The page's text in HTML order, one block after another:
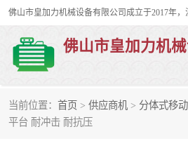
佛山市皇加力机
当前位置： 首页 > 供应商机 > 分体式移
平台 耐冲击 耐抗压
移动式登车桥